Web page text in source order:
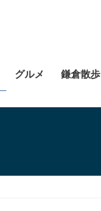
グルメ 鎌倉散歩